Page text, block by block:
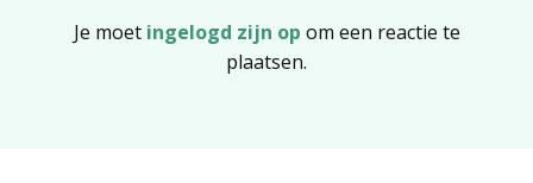
Je moet ingelogd zijn op om een reactie te
plaatsen.